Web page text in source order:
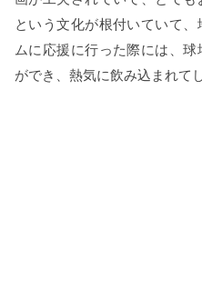
という文化が根付いていて
ムに応援に行った際には、
ができ、熱気に飲み込まれて